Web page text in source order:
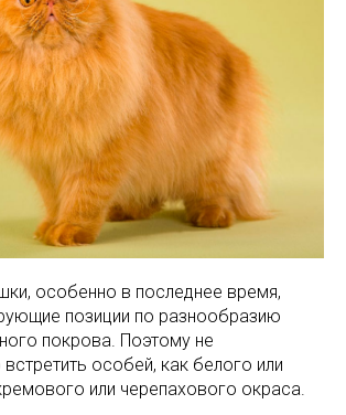
особенно в последнее время,
позиции по разнообразию
покрова. Поэтому не
особей, как белого или
или черепахового окраса.